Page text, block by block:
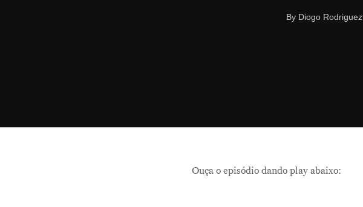
By Diogo Rodriguez
Ouça o episódio dando play abaixo: